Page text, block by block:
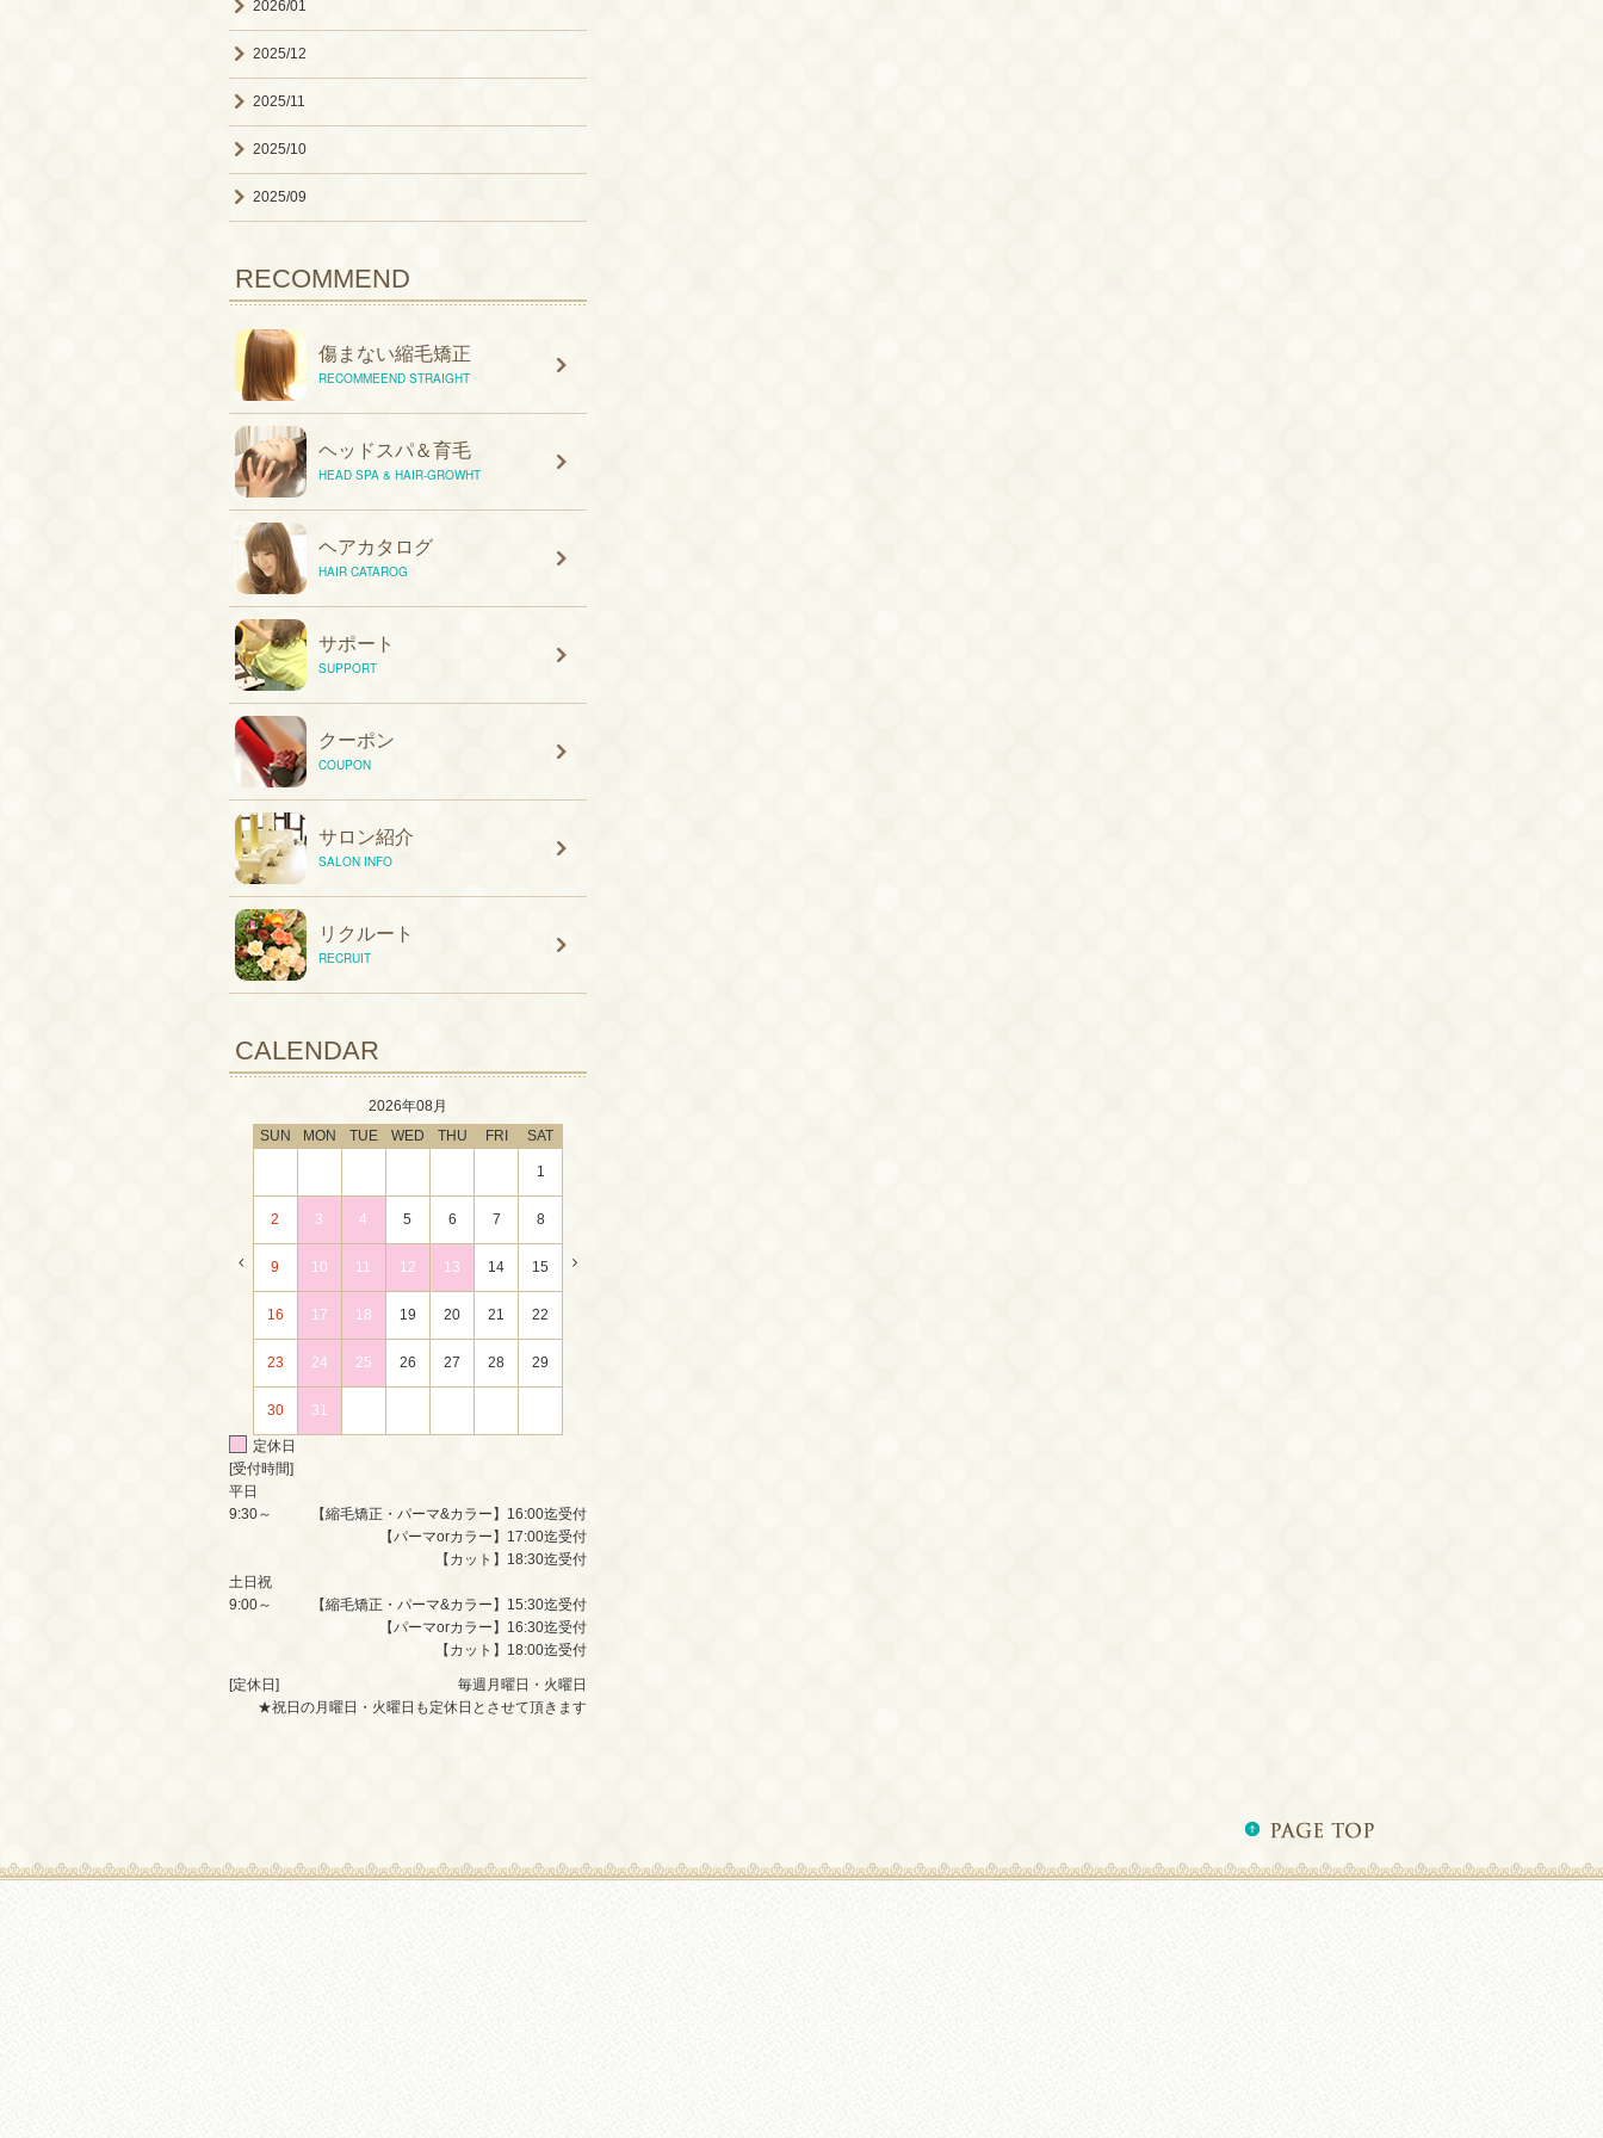
2026/01
2025/12
2025/11
2025/10
2025/09
RECOMMEND
傷まない縮毛矯正
RECOMMEEND STRAIGHT
ヘッドスパ＆育毛
HEAD SPA & HAIR-GROWHT
ヘアカタログ
HAIR CATAROG
サポート
SUPPORT
クーポン
COUPON
サロン紹介
SALON INFO
リクルート
RECRUIT
CALENDAR
2026年08月
SUN
MON TUE WED THU FRI SAT
1
2 3 4 5 6 7 8
9 10 11 12 13 14 15
16 17 18 19 20 21 22
23 24 25 26 27 28 29
30 31
定休日
[受付時間]
平日
9:30～
【縮毛矯正・パーマ&カラー】16:00迄受付
【パーマorカラー】17:00迄受付
【カット】18:30迄受付
土日祝
9:00～
【縮毛矯正・パーマ&カラー】15:30迄受付
【パーマorカラー】16:30迄受付
【カット】18:00迄受付
[定休日]
毎週月曜日・火曜日
★祝日の月曜日・火曜日も定休日とさせて頂きます